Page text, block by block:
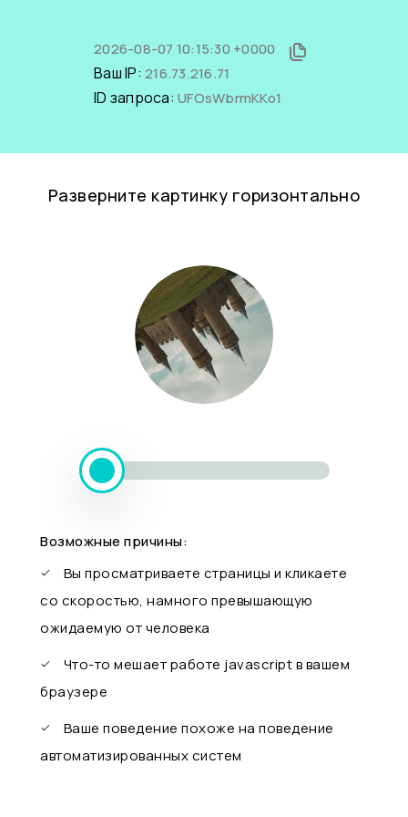
2026-08-07 10:15:30 +0000
Ваш IP: 216.73.216.71
ID запроса: UFOsWbrmKKo1
Разверните картинку горизонтально
Возможные причины:
Вы просматриваете страницы и кликаете
со скоростью, намного превышающую
ожидаемую от человека
Что-то мешает работе javascript в вашем
браузере
Ваше поведение похоже на поведение
автоматизированных систем